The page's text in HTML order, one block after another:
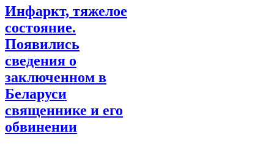
Инфаркт, тяжелое
состояние.
Появились
сведения о
заключенном в
Беларуси
священнике и его
обвинении